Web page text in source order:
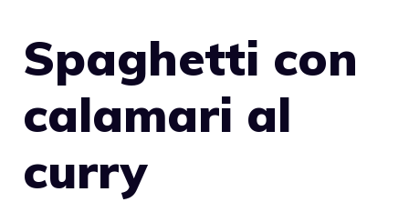
Spaghetti con
calamari al
curry